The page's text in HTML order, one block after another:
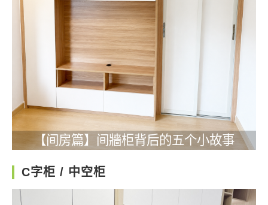
【间房篇】间牆柜背后的五个小故事
C字柜 / 中空柜